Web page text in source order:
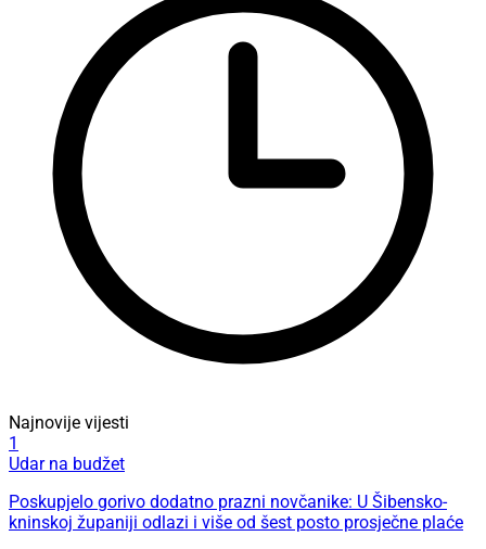
Najnovije vijesti
1
Udar na budžet
Poskupjelo gorivo dodatno prazni novčanike: U Šibensko-
kninskoj županiji odlazi i više od šest posto prosječne plaće